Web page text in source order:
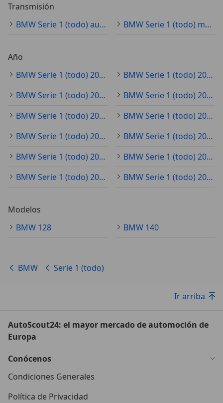
Transmisión
BMW Serie 1 (todo) automático
BMW Serie 1 (todo) manual
Año
BMW Serie 1 (todo) 2025
BMW Serie 1 (todo) 2020
BMW Serie 1 (todo) 2021
BMW Serie 1 (todo) 2023
BMW Serie 1 (todo) 2022
BMW Serie 1 (todo) 2019
BMW Serie 1 (todo) 2024
BMW Serie 1 (todo) 2018
BMW Serie 1 (todo) 2017
BMW Serie 1 (todo) 2015
BMW Serie 1 (todo) 2016
BMW Serie 1 (todo) 2014
Modelos
BMW 128
BMW 140
BMW Serie 1 (todo)
Ir arriba
AutoScout24: el mayor mercado de automoción de
Europa
Conócenos
Condiciones Generales
Política de Privacidad